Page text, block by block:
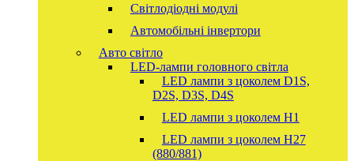
Світлодіодні модулі
Автомобільні інвертори
Авто світло
LED-лампи головного світла
LED лампи з цоколем D1S,
D2S, D3S, D4S
LED лампи з цоколем H1
LED лампи з цоколем H27
(880/881)